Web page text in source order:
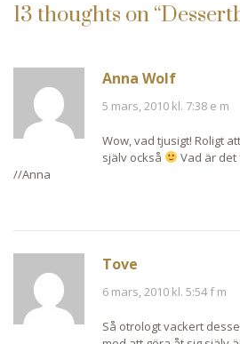
13 thoughts on “
Anna Wolf
5 mars, 2010 kl. 7:38 e m
Wow, vad tjusigt! Roligt
själv också
Vad är
//Anna
Tove
6 mars, 2010 kl. 5:54 f m
Så otrologt vackert